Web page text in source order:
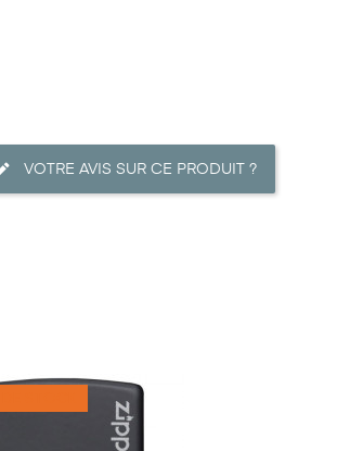
VOTRE AVIS SUR CE PRODUIT ?